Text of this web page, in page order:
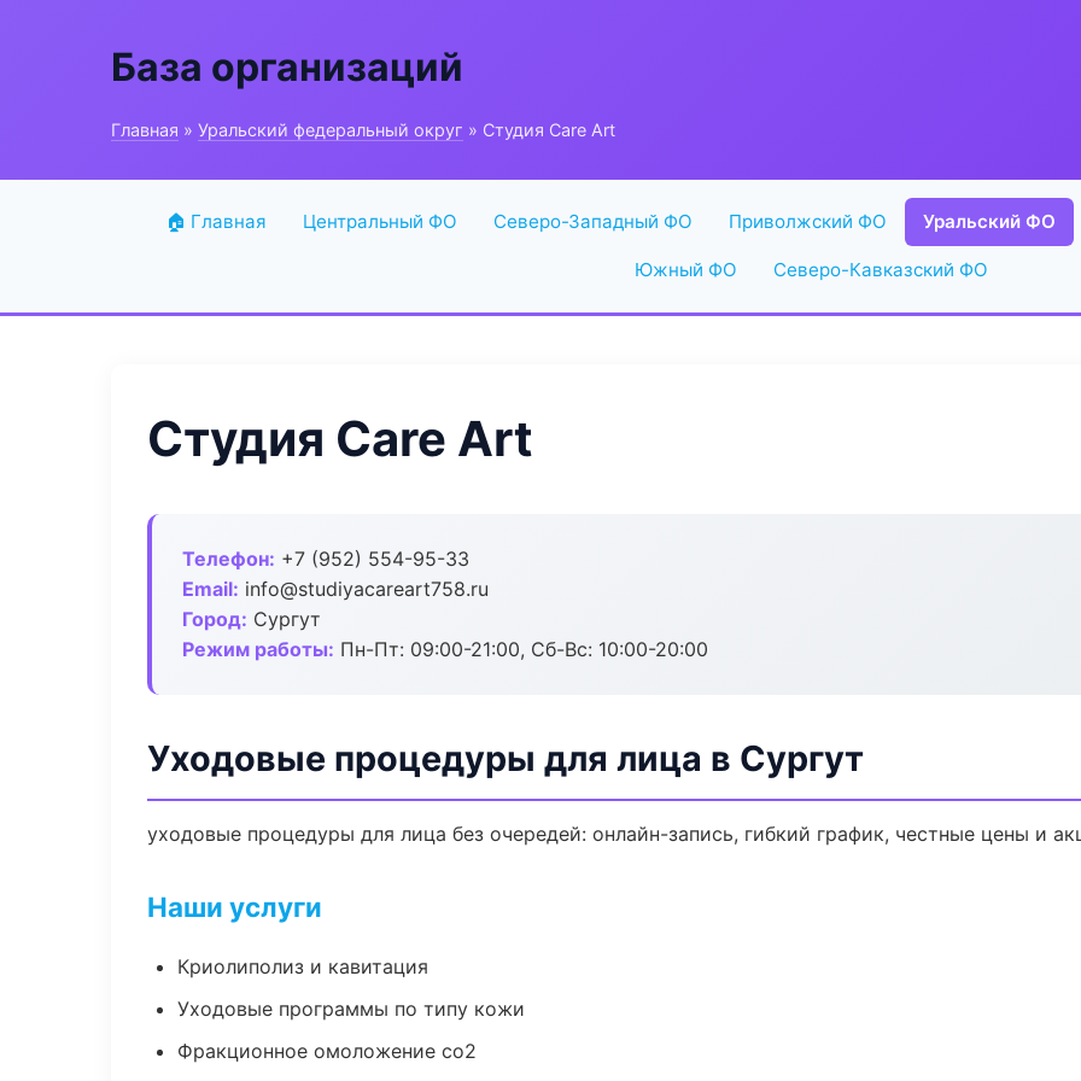
База организаций
Главная » Уральский федеральный округ » Студия Care Art
🏠 Главная Центральный ФО Северо-Западный ФО Приволжский ФО Уральский ФО
Южный ФО Северо-Кавказский ФО
Студия Care Art
Телефон: +7 (952) 554-95-33
Email: info@studiyacareart758.ru
Город: Сургут
Режим работы: Пн-Пт: 09:00-21:00, Сб-Вс: 10:00-20:00
Уходовые процедуры для лица в Сургут
уходовые процедуры для лица без очередей: онлайн-запись, гибкий график, честные цены и
Наши услуги
Криолиполиз и кавитация
Уходовые программы по типу кожи
Фракционное омоложение co2